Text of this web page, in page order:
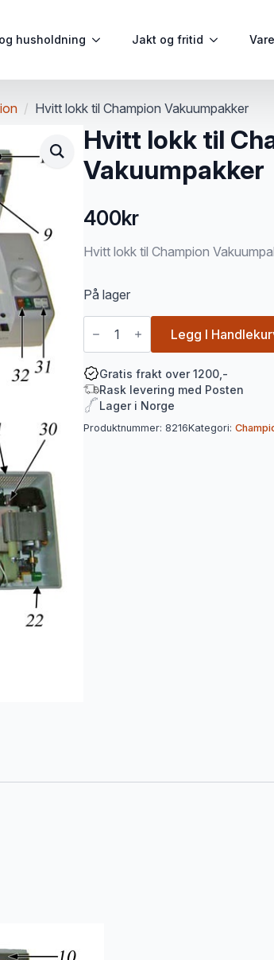
husholdning Jakt og fritid
Hvitt lokk til Champion Vakuumpakker
Hvitt lokk til
Vakuumpakker
400kr
Hvitt lokk til Champion
På lager
Hvitt
lokk
til
Vakuumpakker
antall
Legg I
Gratis frakt over 1200,-
Rask levering med Posten
Lager i Norge
Produktnummer: 8216Kategori: